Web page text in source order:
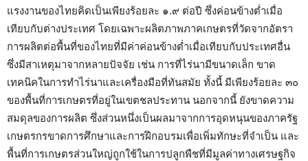
แรงงานของไทยคิดเป็นเพียงร้อยละ ๑.๙ ต่อปี ซึ่งค่อนข้างต่ำเมื่อ
เทียบกับต่างประเทศ โดยเฉพาะผลิตภาพภาคเกษตรที่วัดจากอัตรา
การผลิตต่อพื้นที่ของไทยที่มีค่าค่อนข้างต่ำเมื่อเทียบกับประเทศอื่น
ซึ่งมีสาเหตุมาจากหลายปัจจัย เช่น การที่ไร่นามีขนาดเล็ก ขาด
เทคนิคในการทำไร่นาและเครื่องมือที่ทันสมัย ทั้งนี้ มีเพียงร้อยละ ๓๐
ของพื้นที่การเกษตรที่อยู่ในเขตชลประทาน นอกจากนี้ ยังขาดความ
สมดุลของการผลิต ซึ่งส่วนหนึ่งเป็นผลมาจากการอุดหนุนของภาครัฐ
เกษตรกรขาดการศึกษาและการฝึกอบรมเพื่อเพิ่มทักษะที่จำเป็น และ
พื้นที่การเกษตรส่วนใหญ่ถูกใช้ในการปลูกพืชที่มีมูลค่าทางเศรษฐกิจ